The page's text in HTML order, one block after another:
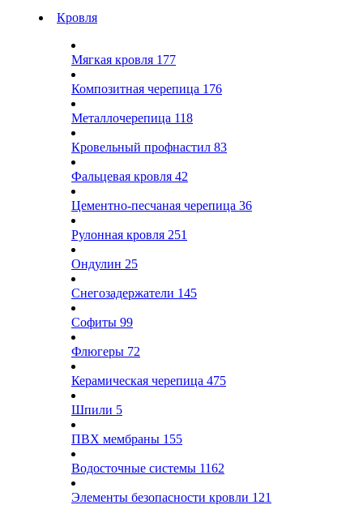
Кровля
Мягкая кровля 177
Композитная черепица 176
Металлочерепица 118
Кровельный профнастил 83
Фальцевая кровля 42
Цементно-песчаная черепица 36
Рулонная кровля 251
Ондулин 25
Снегозадержатели 145
Софиты 99
Флюгеры 72
Керамическая черепица 475
Шпили 5
ПВХ мембраны 155
Водосточные системы 1162
Элементы безопасности кровли 121